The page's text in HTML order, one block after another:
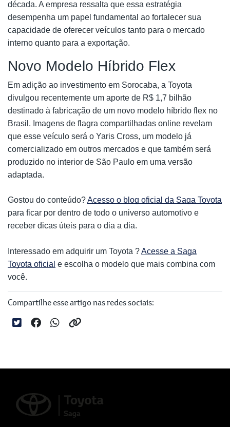
década. A empresa ressalta que essa estratégia
desempenha um papel fundamental ao fortalecer sua
capacidade de oferecer veículos tanto para o mercado
interno quanto para a exportação.
Novo Modelo Híbrido Flex
Em adição ao investimento em Sorocaba, a Toyota
divulgou recentemente um aporte de R$ 1,7 bilhão
destinado à fabricação de um novo modelo híbrido flex no
Brasil. Imagens de flagra compartilhadas online revelam
que esse veículo será o Yaris Cross, um modelo já
comercializado em outros mercados e que também será
produzido no interior de São Paulo em uma versão
adaptada.
Gostou do conteúdo?Acesso o blog oficial da Saga Toyota
para ficar por dentro de todo o universo automotivo e
receber dicas úteis para o dia a dia.
Interessado em adquirir um Toyota ?Acesse a Saga
Toyota oficial e escolha o modelo que mais combina com
você.
Compartilhe esse artigo nas redes sociais: